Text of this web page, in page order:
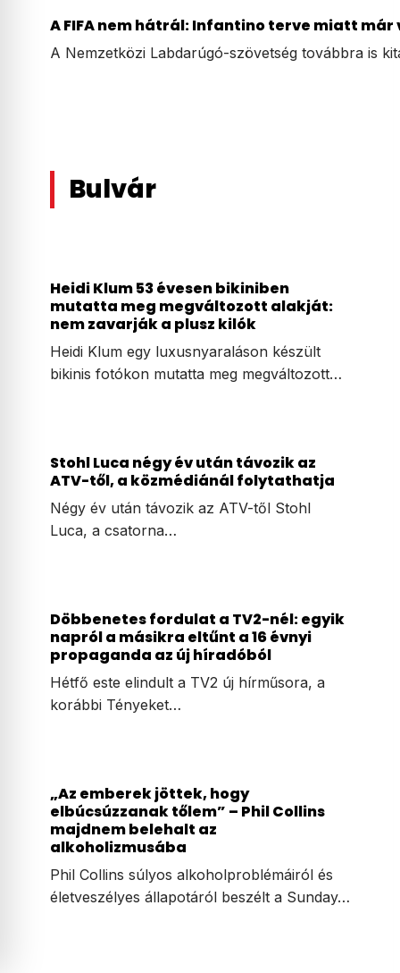
A FIFA nem hátrál: Infantino terve miatt
A Nemzetközi Labdarúgó-szövetség továbbra is
Bulvár
Heidi Klum 53 évesen bikiniben
mutatta meg megváltozott alakját:
nem zavarják a plusz kilók
Heidi Klum egy luxusnyaraláson készült
bikinis fotókon mutatta meg megváltozott…
Stohl Luca négy év után távozik az
ATV-től, a közmédiánál folytathatja
Négy év után távozik az ATV-től Stohl
Luca, a csatorna…
Döbbenetes fordulat a TV2-nél: egyik
napról a másikra eltűnt a 16 évnyi
propaganda az új híradóból
Hétfő este elindult a TV2 új hírműsora, a
korábbi Tényeket…
„Az emberek jöttek, hogy
elbúcsúzzanak tőlem” – Phil Collins
majdnem belehalt az
alkoholizmusába
Phil Collins súlyos alkoholproblémáiról és
életveszélyes állapotáról beszélt a Sunday…